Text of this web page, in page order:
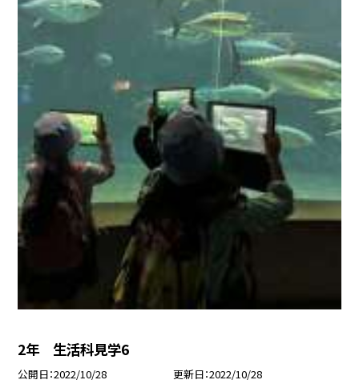
2年 生活科見学6
公開日 2022/10/28 更新日 2022/10/28